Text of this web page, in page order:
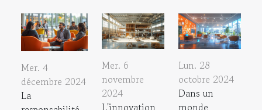
Mer. 4
décembre 2024
La
Mer. 6
novembre
2024
L'innovation
Lun. 28
octobre 2024
Dans un
monde